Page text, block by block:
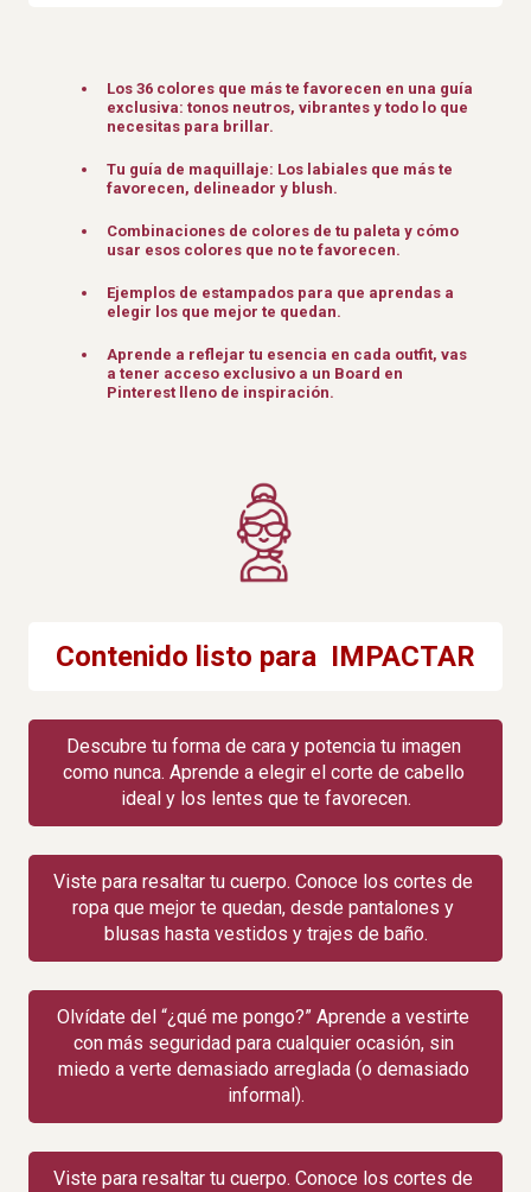
Los 36 colores que más te favorecen en una guía
exclusiva: tonos neutros, vibrantes y todo lo que
necesitas para brillar.
Tu guía de maquillaje: Los labiales que más te
favorecen, delineador y blush.
Combinaciones de colores de tu paleta y cómo
usar esos colores que no te favorecen.
Ejemplos de estampados para que aprendas a
elegir los que mejor te quedan.
Aprende a reflejar tu esencia en cada outfit, vas
a tener acceso exclusivo a un Board en
Pinterest lleno de inspiración.
Contenido listo para  IMPACTAR
Descubre tu forma de cara y potencia tu imagen
como nunca. Aprende a elegir el corte de cabello
ideal y los lentes que te favorecen.
Viste para resaltar tu cuerpo. Conoce los cortes de
ropa que mejor te quedan, desde pantalones y
blusas hasta vestidos y trajes de baño.
Olvídate del “¿qué me pongo?” Aprende a vestirte
con más seguridad para cualquier ocasión, sin
miedo a verte demasiado arreglada (o demasiado
informal).
Viste para resaltar tu cuerpo. Conoce los cortes de